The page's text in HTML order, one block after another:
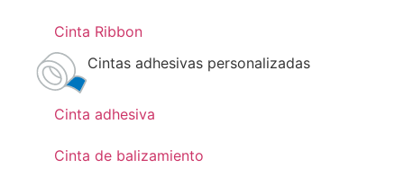
Cinta Ribbon
Cintas adhesivas personalizadas
Cinta adhesiva
Cinta de balizamiento